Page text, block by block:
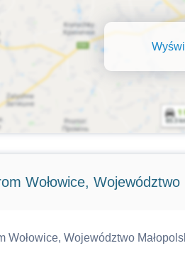
Wołowice, Województwo
Wołowice, Województwo